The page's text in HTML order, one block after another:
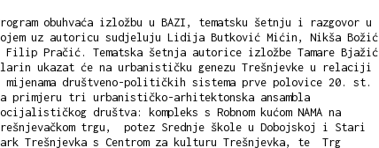
obuhvaća izložbu u BAZI, tematsku šetnju i razgovor u
uz autoricu sudjeluju Lidija Butković Mićin, Nikša Božić
Pračić. Tematska šetnja autorice izložbe Tamare Bjažić
ukazat će na urbanističku genezu Trešnjevke u relaciji
mijenama društveno-političkih sistema prve polovice 20. st.
primjeru tri urbanističko-arhitektonska ansambla
društva: kompleks s Robnom kućom NAMA na
trgu, potez Srednje škole u Dobojskoj i Stari
Trešnjevka s Centrom za kulturu Trešnjevka, te Trg